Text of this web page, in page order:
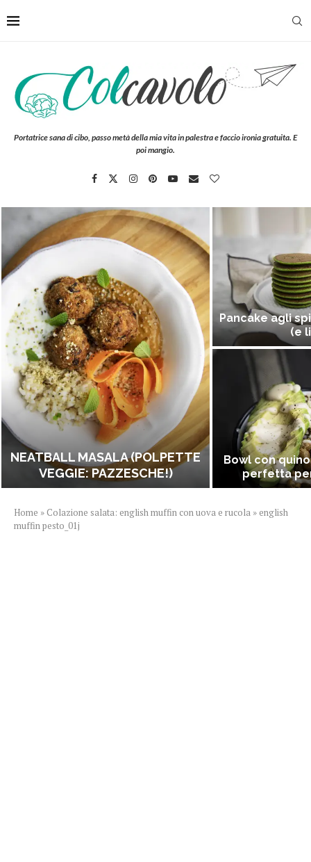
Portatrice sana di cibo, passo metà della mia vita in palestra e faccio ironia gratuita. E
poi mangio.
NEATBALL MASALA (POLPETTE
VEGGIE: PAZZESCHE!)
Pancake agli
(e
Bowl con
perfetta
Home » Colazione salata: english muffin con uova e rucola » english
muffin pesto_01j